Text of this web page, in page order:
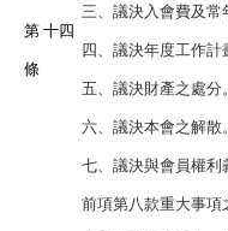
第 十四
條
三、議決入會費及常
四、議決年度工作計
五、議決財產之處分。
六、議決本會之解散。
七、議決與會員權利
前項第八款重大事項